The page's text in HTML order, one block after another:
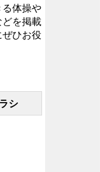
る体操や
どを掲載
ひお役
シ